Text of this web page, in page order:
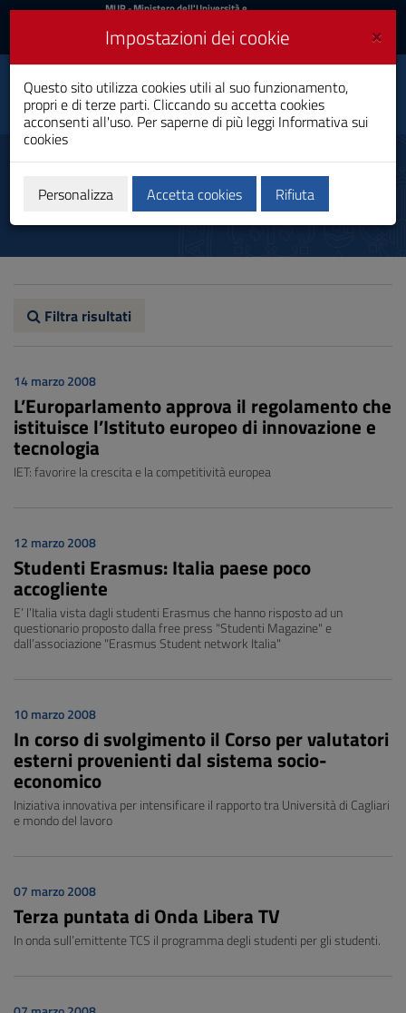
Vai
al
navigazione
sito
Footer
MIUR
Accedi
MUR- Ministero dell'Università e
Accedi UniCA News
Toggle
navigation
Università degli
Studi di Cagliari
Notizie
Filtra risultati
14 marzo 2008
L’Europarlamento approva il regolamento che
istituisce l’Istituto europeo di innovazione e
tecnologia
IET: favorire la crescita e la competitività europea
12 marzo 2008
Studenti Erasmus: Italia paese poco
accogliente
E’ l’Italia vista dagli studenti Erasmus che hanno risposto ad un
questionario proposto dalla free press "Studenti Magazine" e
dall’associazione "Erasmus Student network Italia"
10 marzo 2008
In corso di svolgimento il Corso per valutatori
esterni provenienti dal sistema socio-
economico
Iniziativa innovativa per intensificare il rapporto tra Università di Cagliari
e mondo del lavoro
07 marzo 2008
Terza puntata di Onda Libera TV
In onda sull’emittente TCS il programma degli studenti per gli studenti.
×
Impostazioni dei cookie
Questo sito utilizza cookies utili al suo funzionamento,
propri e di terze parti. Cliccando su accetta cookies
acconsenti all'uso. Per saperne di più leggi Informativa sui
cookies
Personalizza Accetta cookies Rifiuta